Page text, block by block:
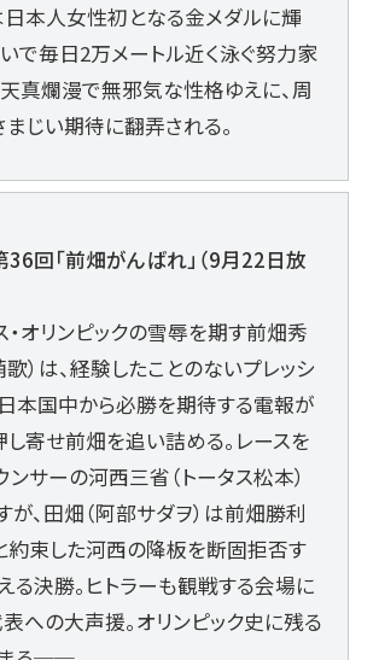
日本人女性初となる金メダルに輝
で毎日2万メートル近く泳ぐ努力家
真爛漫で無邪気な性格ゆえに、周
じい期待に翻弄される。
36回「前畑がんばれ」（9月22日放
・オリンピックの雪辱を期す前畑秀
）は、経験したことのないプレッシ
日本国中から必勝を期待する電報が
し寄せ前畑を追い詰める。レースを
サーの河西三省（トータス松本）
、田畑（阿部サダヲ）は前畑勝利
約束した河西の降板を断固拒否す
る決勝。ヒトラーも観戦する会場に
への大声援。オリンピック史に残る